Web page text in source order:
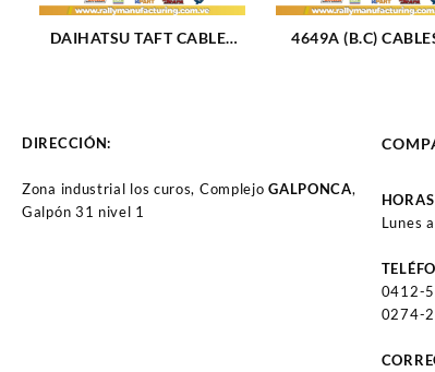
DAIHATSU TAFT CABLES
4649A (B.C)
DIRECCIÓN:
Zona industrial los curos, ComplejoGALPONCA,
Galpón 31 nivel 1
Lunes
0412-
0274-